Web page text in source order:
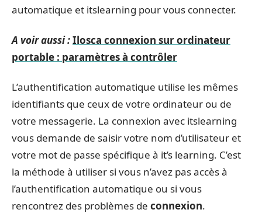
automatique et itslearning pour vous connecter.
A voir aussi :Ilosca connexion sur ordinateur
portable : paramètres à contrôler
L’authentification automatique utilise les mêmes
identifiants que ceux de votre ordinateur ou de
votre messagerie. La connexion avec itslearning
vous demande de saisir votre nom d’utilisateur et
votre mot de passe spécifique à it’s learning. C’est
la méthode à utiliser si vous n’avez pas accès à
l’authentification automatique ou si vous
rencontrez des problèmes de connexion.